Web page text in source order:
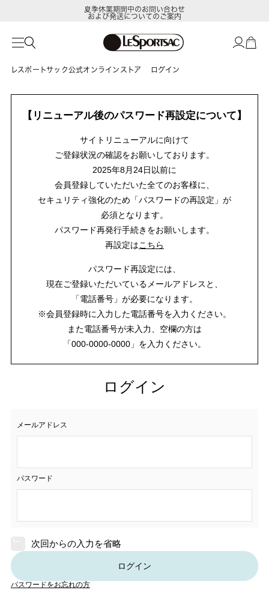
夏季休業期間中のお問い合わせ
および発送についてのご案内
レスポートサック公式オンラインストア ログイン
【リニューアル後のパスワード再設定について】
サイトリニューアルに向けて
ご登録状況の確認をお願いしております。
2025年8月24日以前に
会員登録していただいた全てのお客様に、
セキュリティ強化のため「パスワードの再設定」が
必須となります。
パスワード再発行手続きをお願いします。
再設定はこちら
パスワード再設定には、
現在ご登録いただいているメールアドレスと、
「電話番号」が必要になります。
※会員登録時に入力した電話番号を入力ください。
また電話番号が未入力、空欄の方は
「000-0000-0000」を入力ください。
ログイン
メールアドレス
パスワード
次回からの入力を省略
ログイン
パスワードをお忘れの方